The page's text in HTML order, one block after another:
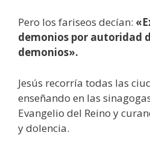
Pero los fariseos decían:
demonios por autoridad
demonios».
Jesús recorría todas las
enseñando en las
Evangelio del Reino y
y dolencia.